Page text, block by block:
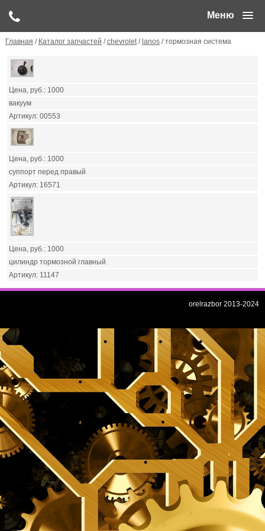
Меню
Главная / Каталог запчастей /chevrolet/ lanos/ тормозная система
1000
вакуум
00553
1000
суппорт перед правый
16571
1000
цилиндр тормозной главный
11147
orelrazbor 2013-2024